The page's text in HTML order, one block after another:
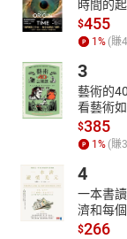
時間的
$455
1% (賺4
3
藝術的
看藝術
$385
1% (賺3
4
一本書
濟和每
$266